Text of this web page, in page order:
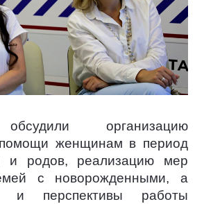
организацию
женщинам в период
и родов, реализацию мер
с новорожденными, а
и перспективы работы